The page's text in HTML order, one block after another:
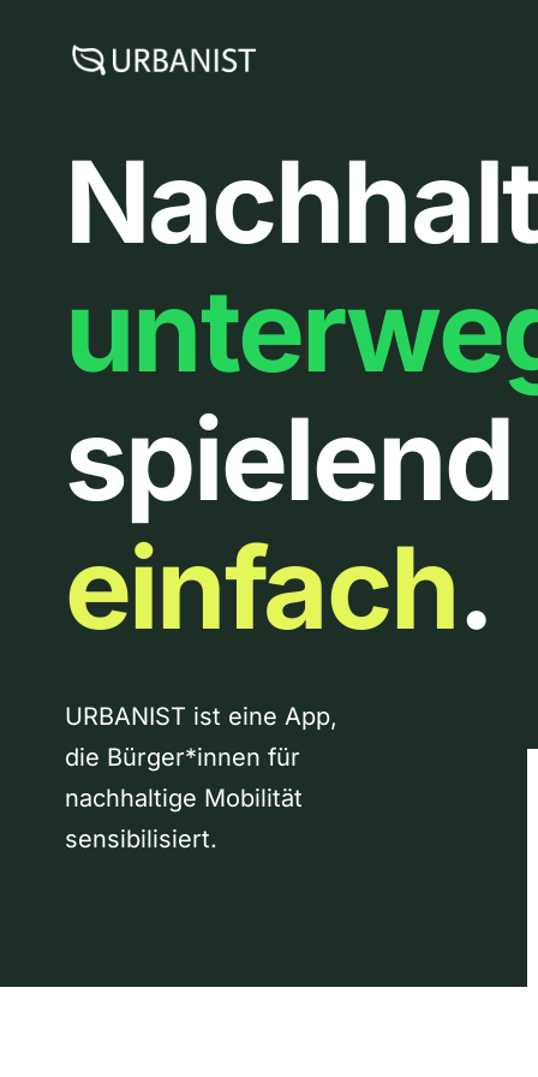
spielend
einfach.
URBANIST ist eine App,
die Bürger*innen für
nachhaltige Mobilität
sensibilisiert.